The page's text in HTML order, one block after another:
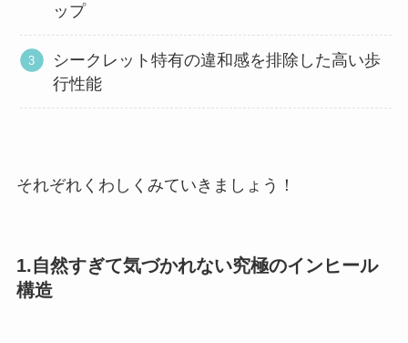
ップ
シークレット特有の違和感を排除した高い歩
行性能
それぞれくわしくみていきましょう！
1.自然すぎて気づかれない究極のインヒール
構造